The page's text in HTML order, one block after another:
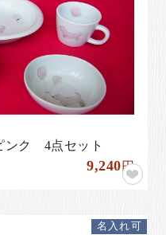
ンク 4点セット
9,240円
名入れ可